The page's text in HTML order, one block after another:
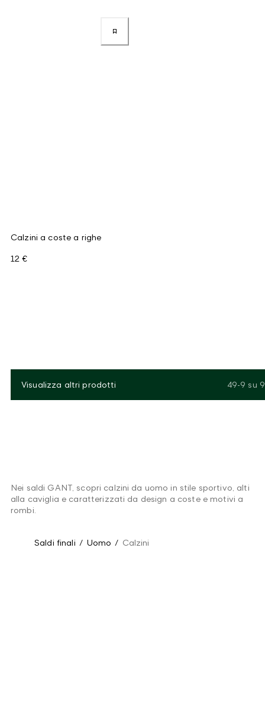
Calzini a coste a righe
12 €
Visualizza altri prodotti 49-9 su 9
Nei saldi GANT, scopri calzini da uomo in stile sportivo, alti
alla caviglia e caratterizzati da design a coste e motivi a
rombi.
Saldi finali / Uomo / Calzini